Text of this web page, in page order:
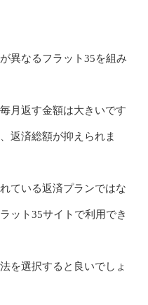
異なるフラット35を組み
月返す金額は大きいです
返済総額が抑えられま
ている返済プランではな
ット35サイトで利用でき
を選択すると良いでしょ